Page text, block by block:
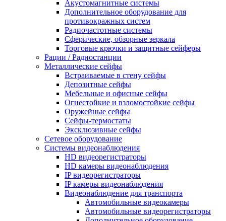
Акустомагнитные системы
Дополнительное оборудование для
противокражных систем
Радиочастотные системы
Сферические, обзорные зеркала
Торговые крючки и защитные сейферы
Рации / Радиостанции
Металлические сейфы
Встраиваемые в стену сейфы
Депозитные сейфы
Мебельные и офисные сейфы
Огнестойкие и взломостойкие сейфы
Оружейные сейфы
Сейфы-термостаты
Эксклюзивные сейфы
Сетевое оборудование
Системы видеонаблюдения
HD видеорегистраторы
HD камеры видеонаблюдения
IP видеорегистраторы
IP камеры видеонаблюдения
Видеонаблюдение для транспорта
Автомобильные видеокамеры
Автомобильные видеорегистраторы